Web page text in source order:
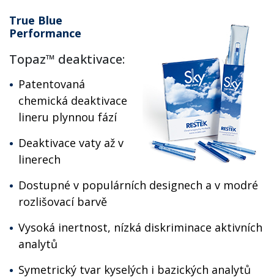
True Blue
Performance
Topaz™ deaktivace:
Patentovaná
chemická deaktivace
lineru plynnou fází
Deaktivace vaty až v
linerech
Dostupné v populárních designech a v modré
rozlišovací barvě
Vysoká inertnost, nízká diskriminace aktivních
analytů
Symetrický tvar kyselých i bazických analytů